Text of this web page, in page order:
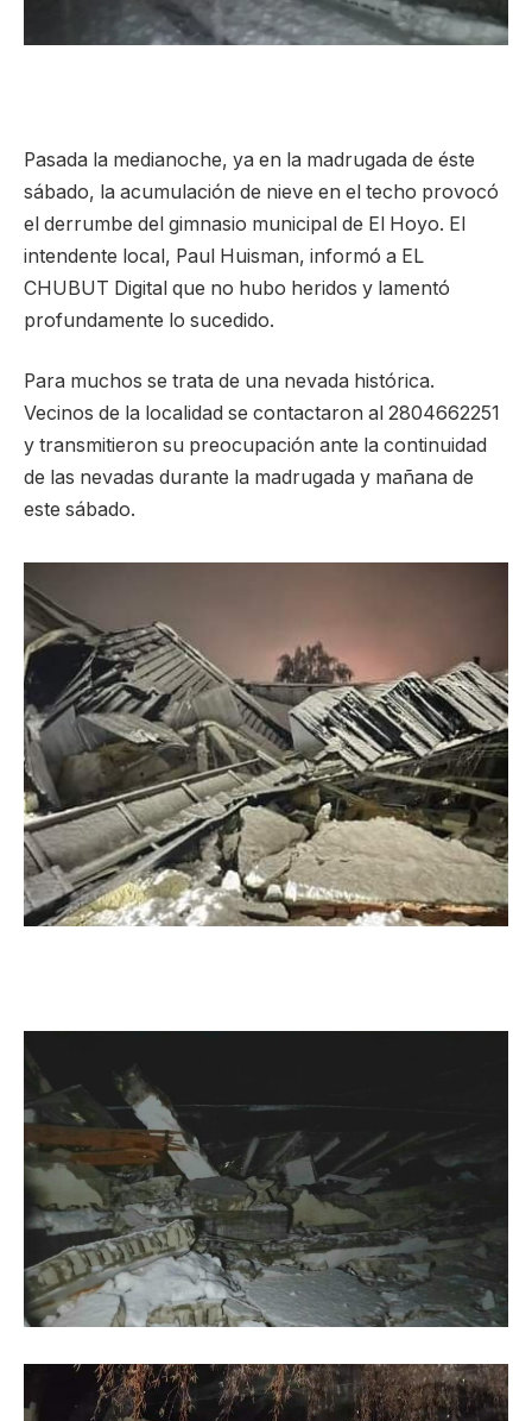
Pasada la medianoche, ya en la madrugada de éste
sábado, la acumulación de nieve en el techo provocó
el derrumbe del gimnasio municipal de El Hoyo. El
intendente local, Paul Huisman, informó a EL
CHUBUT Digital que no hubo heridos y lamentó
profundamente lo sucedido.
Para muchos se trata de una nevada histórica.
Vecinos de la localidad se contactaron al 2804662251
y transmitieron su preocupación ante la continuidad
de las nevadas durante la madrugada y mañana de
este sábado.